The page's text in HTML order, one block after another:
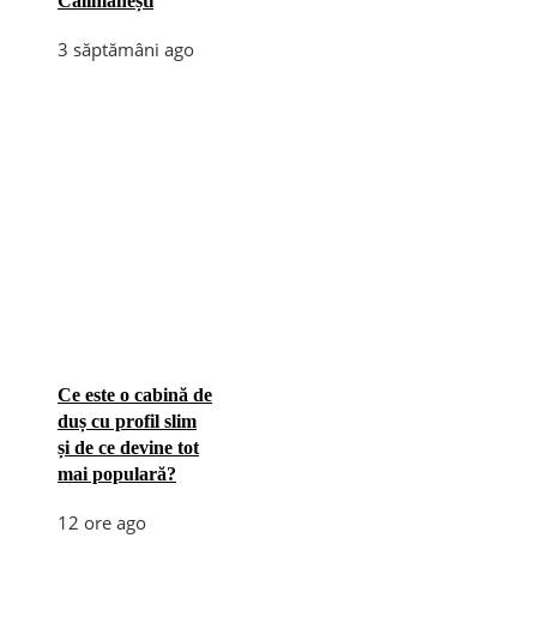
3 săptămâni ago
Ce este o cabină de
duș cu profil slim
și de ce devine tot
mai populară?
12 ore ago